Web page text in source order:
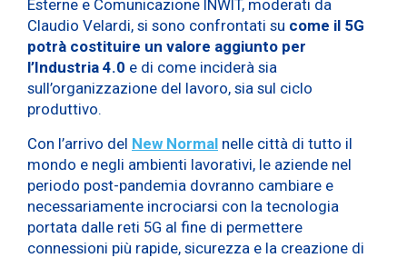
Esterne e Comunicazione INWIT, moderati da
Claudio Velardi, si sono confrontati su come il 5G
potrà costituire un valore aggiunto per
l’Industria 4.0 e di come inciderà sia
sull’organizzazione del lavoro, sia sul ciclo
produttivo.
Con l’arrivo del New Normal nelle città di tutto il
mondo e negli ambienti lavorativi, le aziende nel
periodo post-pandemia dovranno cambiare e
necessariamente incrociarsi con la tecnologia
portata dalle reti 5G al fine di permettere
connessioni più rapide, sicurezza e la creazione di